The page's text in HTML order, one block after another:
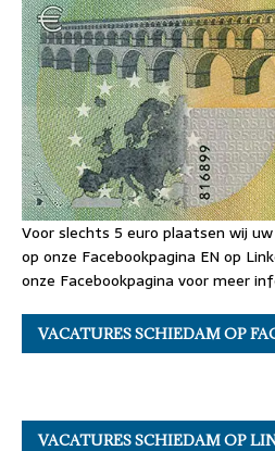
Voor slechts 5 euro plaatsen wij
op onze Facebookpagina EN op
onze Facebookpagina voor meer
VACATURES SCHIEDAM OP
VACATURES SCHIEDAM OP